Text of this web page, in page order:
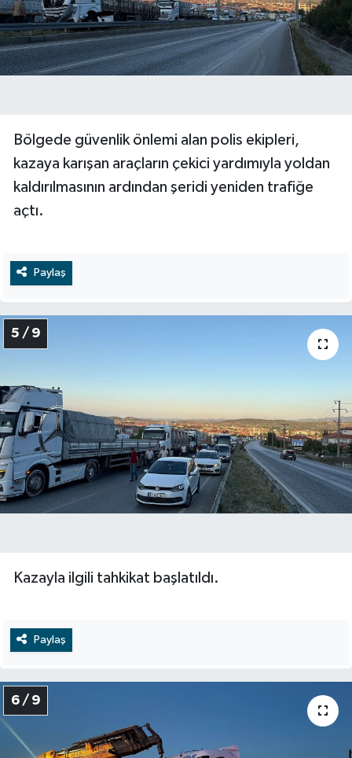
Bölgede güvenlik önlemi alan polis ekipleri,
kazaya karışan araçların çekici yardımıyla yoldan
kaldırılmasının ardından şeridi yeniden trafiğe
açtı.
Paylaş
5 / 9
Kazayla ilgili tahkikat başlatıldı.
Paylaş
6 / 9